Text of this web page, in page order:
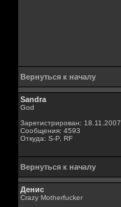
Вернуться к началу
Sandra
God
Зарегистрирован: 18.11.2007
Сообщения: 4593
Откуда: S-P, RF
Вернуться к началу
Денис
Crazy Motherfucker